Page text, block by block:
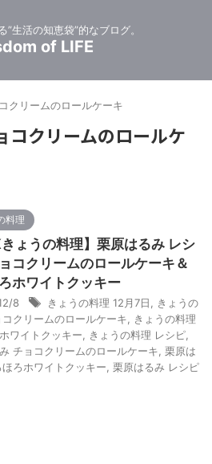
”生活の知恵袋”的なブログ。
of LIFE
クリームのロールケーキ
コクリームのロールケ
料理
きょうの料理】栗原はるみ レシ
コクリームのロールケーキ＆
ホワイトクッキー
8 きょうの料理 12月7日
きょうの
クリームのロールケーキ
きょうの料理
ワイトクッキー
きょうの料理 レシピ
チョコクリームのロールケーキ 栗原は
ろホワイトクッキー 栗原はるみ レシピ